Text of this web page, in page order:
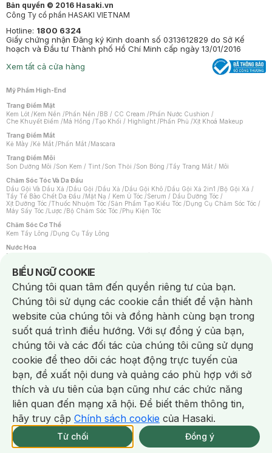
Bản quyền © 2016 Hasaki.vn
Công Ty cổ phần HASAKI VIETNAM
Hotline: 1800 6324
Giấy chứng nhận Đăng ký Kinh doanh số 0313612829 do Sở Kế
hoạch và Đầu tư Thành phố Hồ Chí Minh cấp ngày 13/01/2016
Xem tất cả cửa hàng
Mỹ Phẩm High-End
Trang Điểm Mặt
Kem Lót /Kem Nền /Phấn Nền /BB / CC Cream /Phấn Nước Cushion /
Che Khuyết Điểm /Má Hồng /Tạo Khối / Highlight /Phấn Phủ /Xịt Khoá Makeup
Trang Điểm Mắt
Kẻ Mày /Kẻ Mắt /Phấn Mắt /Mascara
Trang Điểm Môi
Son Dưỡng Môi /Son Kem / Tint /Son Thỏi /Son Bóng /Tẩy Trang Mắt / Môi
Chăm Sóc Tóc Và Da Đầu
Dầu Gội Và Dầu Xả /Dầu Gội /Dầu Xả /Dầu Gội Khô /Dầu Gội Xả 2in1 /Bộ Gội Xả /
Tẩy Tế Bào Chết Da Đầu /Mặt Nạ / Kem Ủ Tóc /Serum / Dầu Dưỡng Tóc /
Xịt Dưỡng Tóc /Thuốc Nhuộm Tóc /Sản Phẩm Tạo Kiểu Tóc /Dụng Cụ Chăm Sóc Tóc /
Máy Sấy Tóc /Lược /Bộ Chăm Sóc Tóc /Phụ Kiện Tóc
Chăm Sóc Cơ Thể
Kem Tẩy Lông /Dụng Cụ Tẩy Lông
Nước Hoa
Nước Hoa Nữ
Chăm Sóc Cá Nhân
Chống Muỗi /Khẩu Trang /Máy Massage/Mặt Nạ Xông Hơi /Nước Rửa Tay/
Sản Phẩm Chăm Sóc Khác /Bàn Chải Đánh Răng /Bàn Chải Điện/
Hỗ Trợ Trắng Răng/Kem Đánh Răng /Máy Tăm Nước/ Nước Súc Miệng/
Tăm / Chỉ Nha Khoa/ Xịt Thơm Miệng / Dung Dịch Vệ Sinh/Dưỡng Vùng Kín/
Khăn Ướt Vệ Sinh Vùng Kín/Băng Vệ Sinh/Tampon/Bọt Cạo Râu /Dao Cạo Râu/
Máy Cạo Râu
Vấn Đề Về Da
Da Dầu / Lỗ Chân Lông To/ Da Khô / Mất Nước/ Da Lão Hóa/ Da Mụn/
Da Nhạy Cảm / Kích Ứng
Da Xỉn Màu Thâm / Nám / Tàn Nhang
Quầng Thâm & Bọng Mắt /Sẹo /Viêm Da Cơ Địa
Dụng Cụ / Phụ Kiện Chăm Sóc Da
Bông Tẩy Trang
Khăn Lau Mặt Khô Dụng Cụ / Máy Rửa Mặt Máy Chăm Sóc Da
Dụng Cụ Chăm Sóc Khác
BIỂU NGỮ COOKIE
Notice about cookies usage
Chúng tôi quan tâm đến quyền riêng tư của bạn.
Chúng tôi sử dụng các cookie cần thiết để vận hành
website của chúng tôi và đồng hành cùng bạn trong
suốt quá trình điều hướng. Với sự đồng ý của bạn,
chúng tôi và các đối tác của chúng tôi cũng sử dụng
cookie để theo dõi các hoạt động trực tuyến của
bạn, đề xuất nội dung và quảng cáo phù hợp với sở
thích và ưu tiên của bạn cũng như các chức năng
liên quan đến mạng xã hội. Để biết thêm thông tin,
hãy truy cập Chính sách cookie của Hasaki.
Từ chối Đồng ý